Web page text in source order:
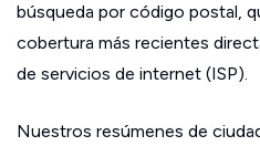
búsqueda por código postal,
cobertura más recientes
de servicios de internet (ISP).
Nuestros resúmenes de